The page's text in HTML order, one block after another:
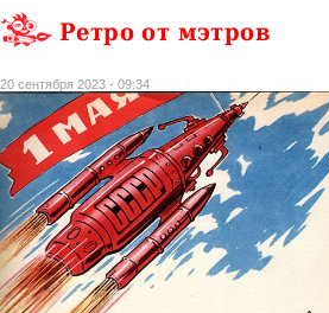
Ретро от мэтров
20 сентября 2023 - 09:34